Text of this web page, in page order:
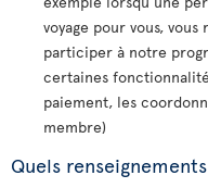
voyage pour vous,
participer à notre
certaines
paiement, les
membre)
Quels